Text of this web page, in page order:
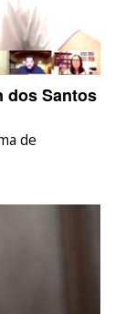
dos Santos
de